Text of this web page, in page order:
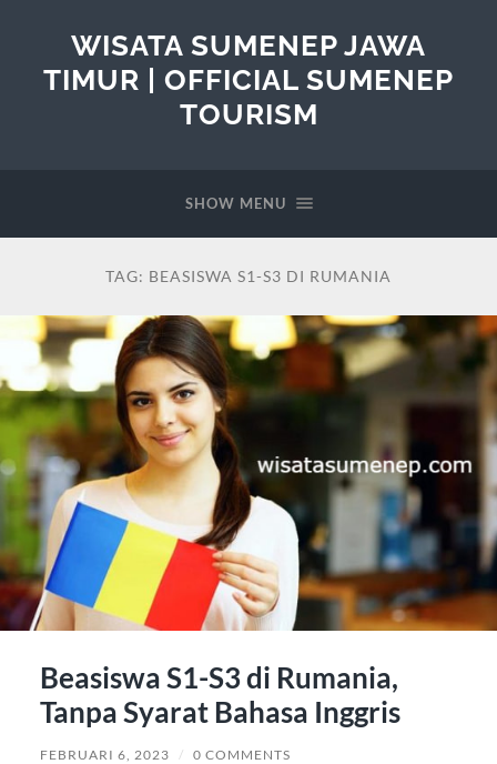
WISATA SUMENEP JAWA
TIMUR | OFFICIAL SUMENEP
TOURISM
SHOW MENU
TAG: BEASISWA S1-S3 DI RUMANIA
Beasiswa S1-S3 di Rumania,
Tanpa Syarat Bahasa Inggris
FEBRUARI 6, 2023 / 0 COMMENTS